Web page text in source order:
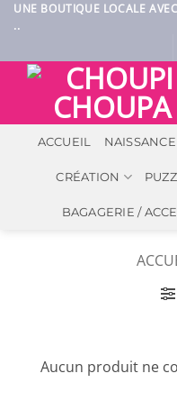
Passer
au
UNE BOUTIQUE LOCALE
..
ACCUEIL NAISSANCE
CRÉATION
BAGAGERIE /
Aucun produit ne